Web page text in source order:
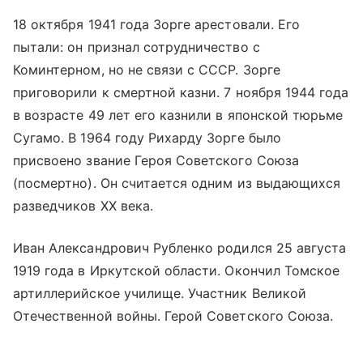
18 октября 1941 года Зорге арестовали. Его
пытали: он признал сотрудничество с
Коминтерном, но не связи с СССР. Зорге
приговорили к смертной казни. 7 ноября 1944 года
в возрасте 49 лет его казнили в японской тюрьме
Сугамо. В 1964 году Рихарду Зорге было
присвоено звание Героя Советского Союза
(посмертно). Он считается одним из выдающихся
разведчиков XX века.
Иван Александрович Рубленко родился 25 августа
1919 года в Иркутской области. Окончил Томское
артиллерийское училище. Участник Великой
Отечественной войны. Герой Советского Союза.